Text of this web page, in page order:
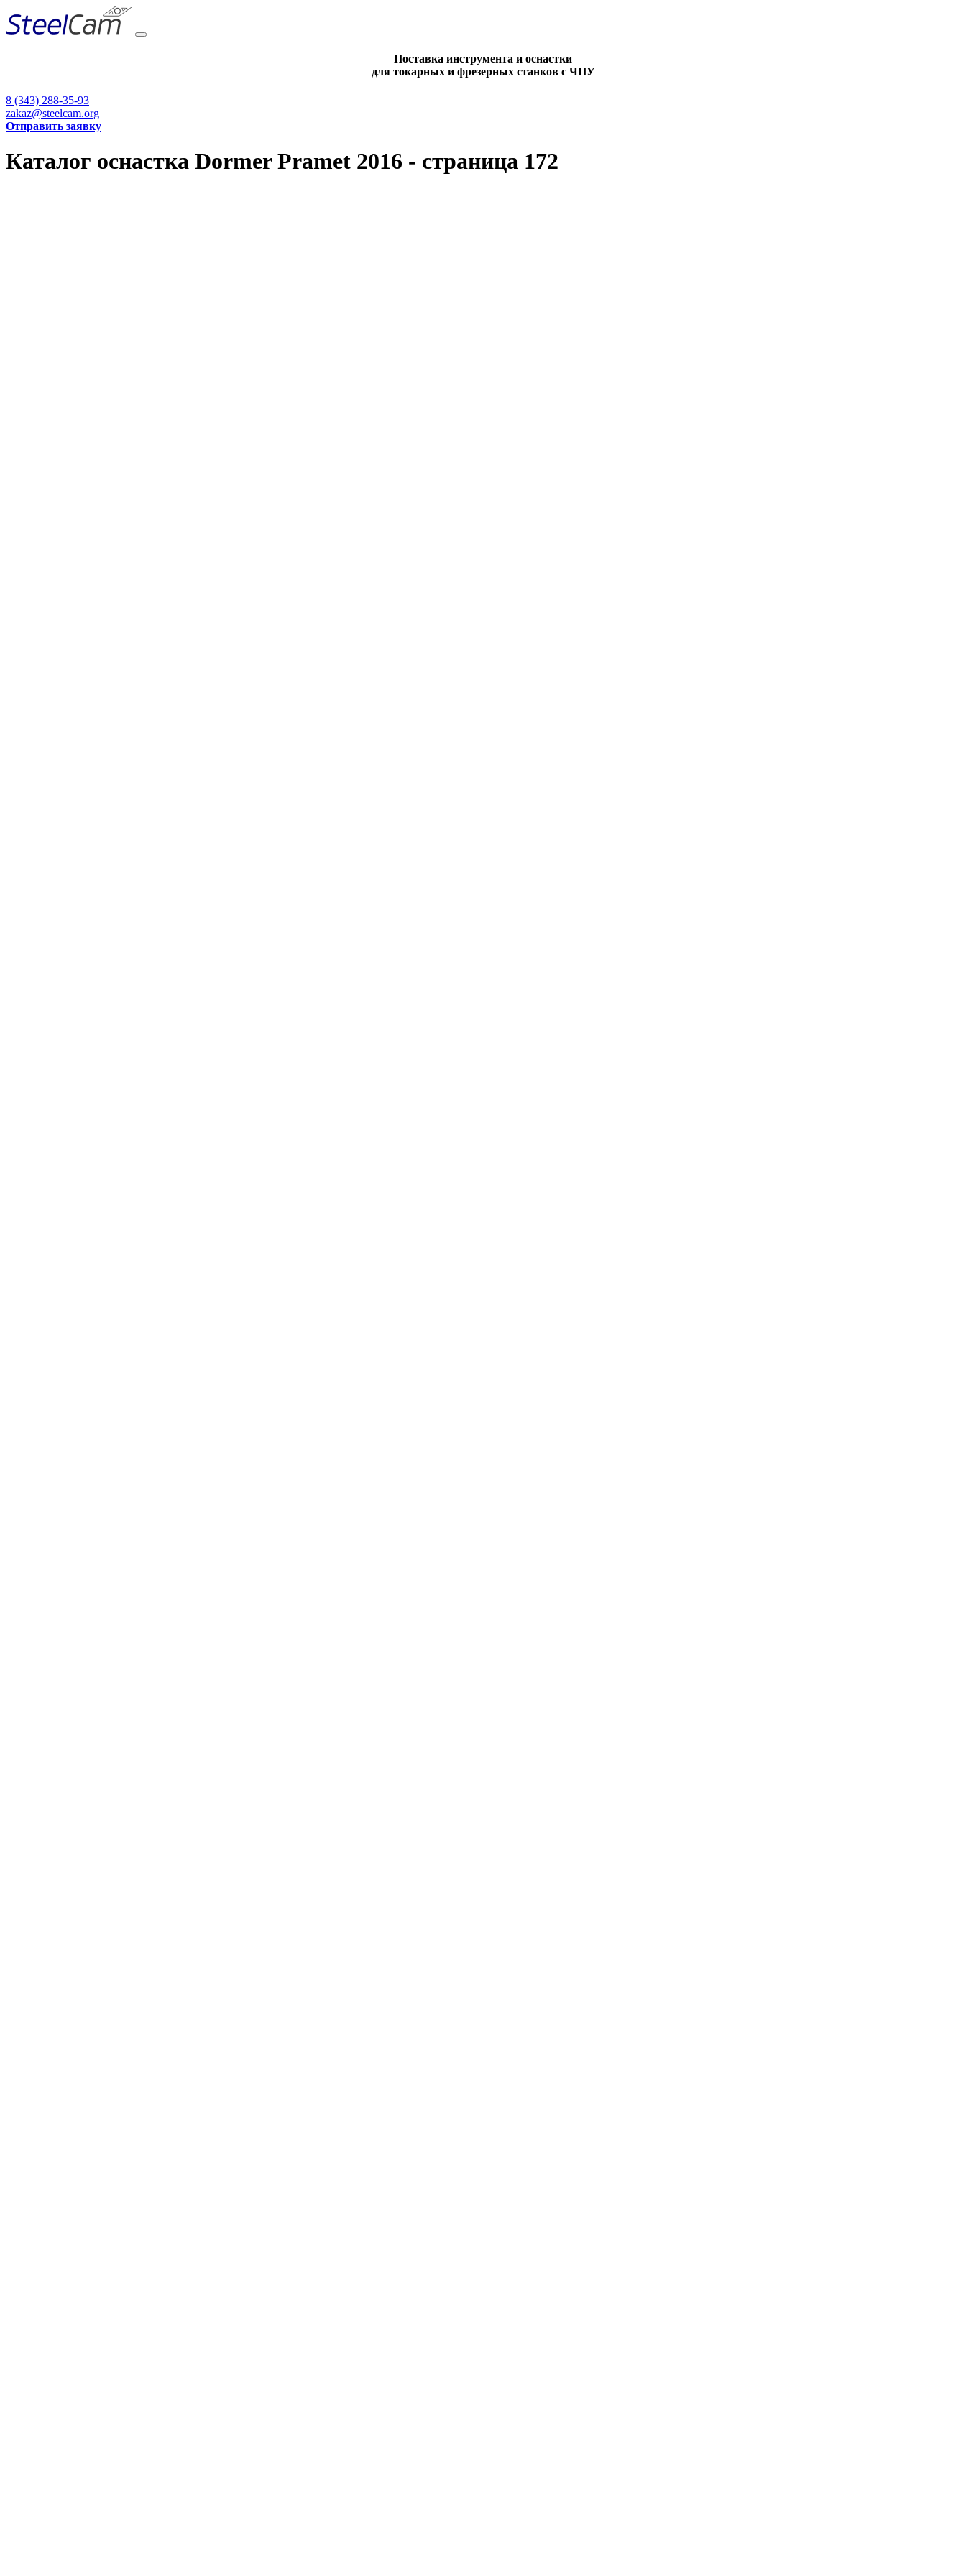
Поставка инструмента и оснастки
для токарных и фрезерных станков с ЧПУ
8 (343) 288-35-93
zakaz@steelcam.org
Отправить заявку
Каталог оснастка Dormer Pramet 2016 - страница 172